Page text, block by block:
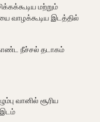
மற்றும்
வாழக்கூடிய இடத்தில்
நீச்சல் தடாகம்
வானில் சூரிய